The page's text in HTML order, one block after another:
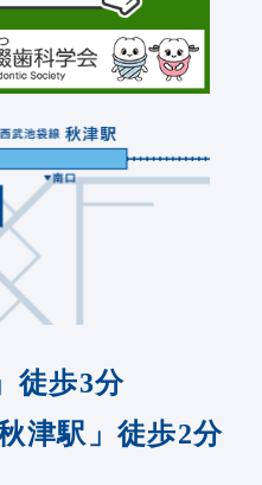
徒歩3分
秋津駅」徒歩2分